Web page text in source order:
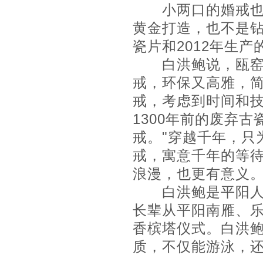
小两口的婚戒也
黄金打造，也不是
瓷片和2012年生产
白洪鲍说，瓯窑
戒，环保又高雅，
戒，考虑到时间和
1300年前的废弃古
戒。"穿越千年，只
戒，寓意千年的等
浪漫，也更有意义
白洪鲍是平阳人
长辈从平阳南雁、
香槟塔仪式。白洪
质，不仅能游泳，